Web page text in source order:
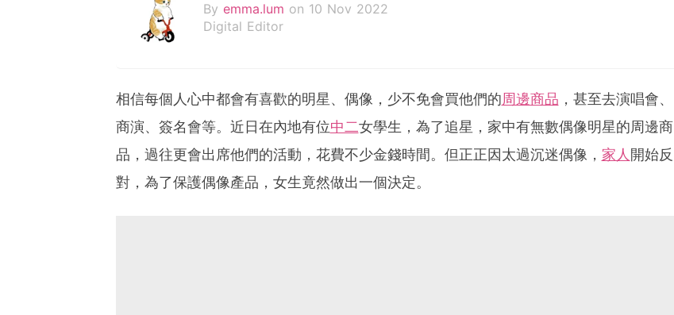
By emma.lum on 10 Nov 2022
Digital Editor
相信每個人心中都會有喜歡的明星、偶像，少不免會買他們的周邊商品 ，甚至去演唱會、
商演、簽名會等。近日在內地有位中二女學生，為了追星，家中有無數偶像明星的周邊商
品，過往更會出席他們的活動，花費不少金錢時間。但正正因太過沉迷偶像， 家人 開始反
對，為了保護偶像產品，女生竟然做出一個決定。